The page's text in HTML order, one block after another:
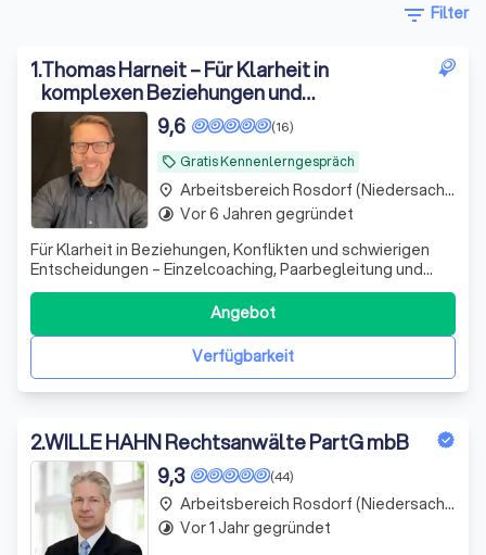
filter_list Filter
1.Thomas Harneit – Für Klarheit in
komplexen Beziehungen und
Entscheidungen – Einzelcoaching,
Paarbegleitung & Konfliktklärung online
local_offer Gratis Kennenlerngespräch
(16)
9,6
Für Klarheit in Beziehungen, Konflikten und schwierigen
Entscheidungen – Einzelcoaching, Paarbegleitung und
Konfliktklärung für Menschen in belastenden
Verfügbarkeit
Angebot
place Arbeitsbereich Rosdorf (Niedersachsen)
timelapse Vor 6 Jahren gegründet
2.WILLE HAHN Rechtsanwälte PartG mbB
(44)
9,3
place Arbeitsbereich Rosdorf (Niedersachsen)
timelapse Vor 1 Jahr gegründet